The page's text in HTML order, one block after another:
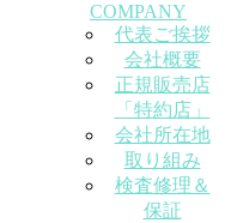
COMPANY
代表ご挨拶
会社概要
正規販売店
「特約店」
会社所在地
取り組み
検査修理＆
保証